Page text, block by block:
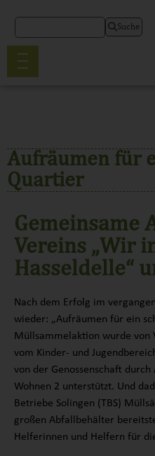
Suche
Aufräumen für
Quartier
Gemeinsame
Vereins „Wir
Hasseldelle“
Nach dem Erfolg im
wieder: „Aufräumen für ein
Müllsammelaktion wurde von
vom Kinder- und
von der Genossenschaft durch
Wohnen 2 unterstützt. Und
Betriebe Solingen (TBS)
großen Abfallbehälter
Helferinnen und Helfern für